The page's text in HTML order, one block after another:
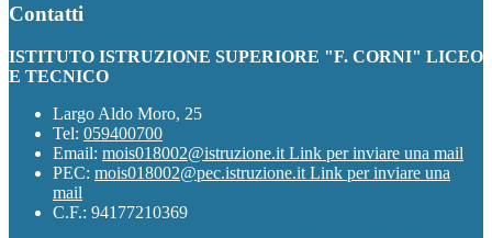
Contatti
ISTITUTO ISTRUZIONE SUPERIORE "F. CORNI" LICEO
E TECNICO
Largo Aldo Moro, 25
Tel: 059400700
Email: mois018002@istruzione.it Link per inviare una mail
PEC: mois018002@pec.istruzione.it Link per inviare una
mail
C.F.: 94177210369